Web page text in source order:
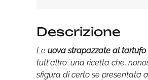
Descrizione
Le uova strapazzate al tartufo
tutt'altro: una ricetta che,
sfigura di certo se presentata